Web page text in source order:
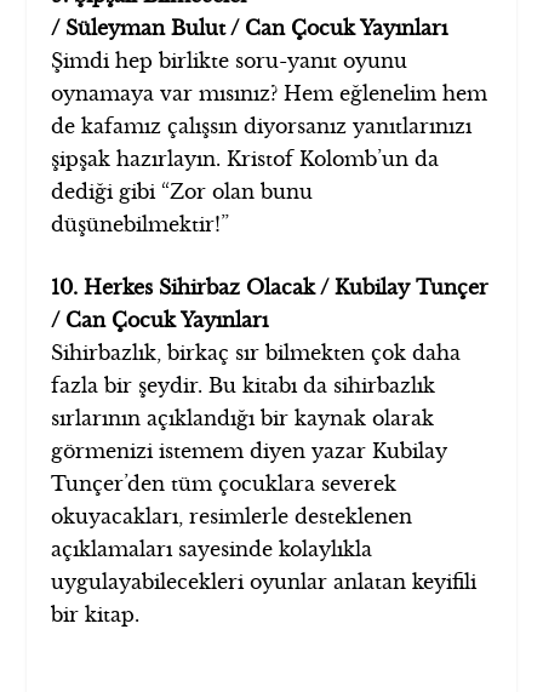
/ Süleyman Bulut / Can Çocuk Yayınları
Şimdi hep birlikte soru-yanıt oyunu
oynamaya var mısınız? Hem eğlenelim hem
de kafamız çalışsın diyorsanız yanıtlarınızı
şipşak hazırlayın. Kristof Kolomb’un da
dediği gibi “Zor olan bunu
düşünebilmektir!”
10. Herkes Sihirbaz Olacak / Kubilay Tunçer
/ Can Çocuk Yayınları
Sihirbazlık, birkaç sır bilmekten çok daha
fazla bir şeydir. Bu kitabı da sihirbazlık
sırlarının açıklandığı bir kaynak olarak
görmenizi istemem diyen yazar Kubilay
Tunçer’den tüm çocuklara severek
okuyacakları, resimlerle desteklenen
açıklamaları sayesinde kolaylıkla
uygulayabilecekleri oyunlar anlatan keyifili
bir kitap.